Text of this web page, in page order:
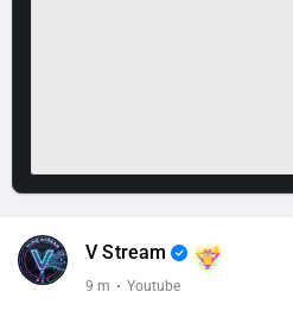
V Stream
9 m · Youtube